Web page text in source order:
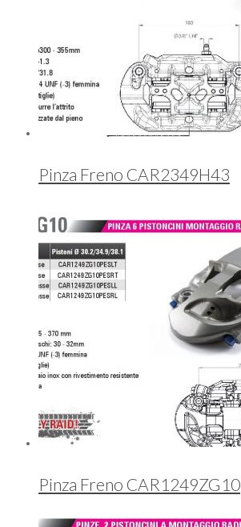
Pinza Freno CAR2349H43
Pinza Freno CAR1249ZG10